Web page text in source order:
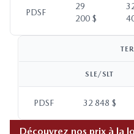
PDSF
29
200 $
SLE/SLT
PDSF 32 848 $
Découvrez nos prix à la